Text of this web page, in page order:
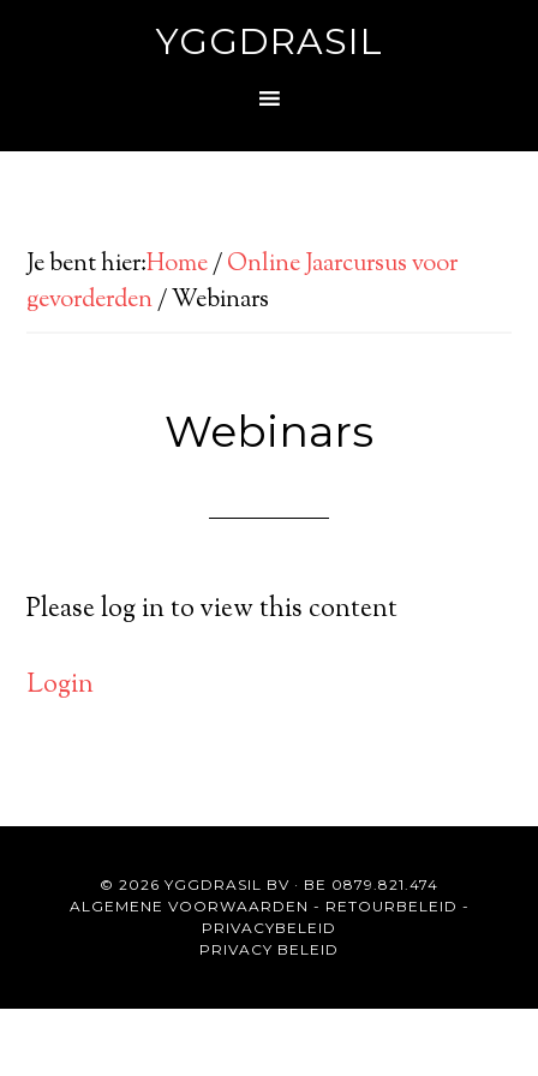
YGGDRASIL
Je bent hier:Home/Online Jaarcursus voor
gevorderden/Webinars
Webinars
Please log in to view this content
Login
© 2026 YGGDRASIL BV · BE 0879.821.474
ALGEMENE VOORWAARDEN - RETOURBELEID -
PRIVACYBELEID
PRIVACY BELEID